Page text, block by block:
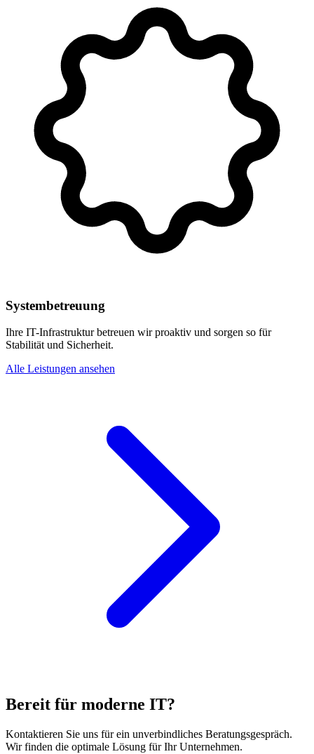
Systembetreuung
Ihre IT-Infrastruktur betreuen wir proaktiv und sorgen so für
Stabilität und Sicherheit.
Alle Leistungen ansehen
Bereit für moderne IT?
Kontaktieren Sie uns für ein unverbindliches Beratungsgespräch.
Wir finden die optimale Lösung für Ihr Unternehmen.